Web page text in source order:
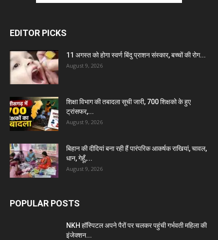
EDITOR PICKS
11 अगस्त को होगा स्वर्ण बिंदु प्राशन संस्कार, बच्चों की रोग...
August 9, 2026
शिक्षा विभाग की तबादला सूची जारी, 700 शिक्षको के हुए
ट्रांसफर,...
August 9, 2026
बिहान की दीदियां बना रही हैं पारंपरिक आकर्षक राखियां, चावल,
धान, गेहूँ,...
August 9, 2026
POPULAR POSTS
NKH हॉस्पिटल अपने पैरों पर चलकर पहुंची गर्भवती महिला की
इंजेक्शन...